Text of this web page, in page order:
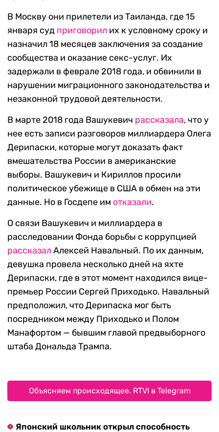
В Москву они прилетели из Таиланда, где 15
января суд приговорил их к условному сроку и
назначил 18 месяцев заключения за создание
сообщества и оказание секс-услуг. Их
задержали в феврале 2018 года, и обвинили в
нарушении миграционного законодательства и
незаконной трудовой деятельности.
В марте 2018 года Вашукевич рассказала, что у
нее есть записи разговоров миллиардера Олега
Дерипаски, которые могут доказать факт
вмешательства России в американские
выборы. Вашукевич и Кириллов просили
политическое убежище в США в обмен на эти
данные. Но в Госдепе им отказали.
О связи Вашукевич и миллиардера в
расследовании Фонда борьбы с коррупцией
рассказал Алексей Навальный. По их данным,
девушка провела несколько дней на яхте
Дерипаски, где в этот момент находился вице-
премьер России Сергей Приходько. Навальный
предположил, что Дерипаска мог быть
посредником между Приходько и Полом
Манафортом — бывшим главой предвыборного
штаба Дональда Трампа.
Объясняем происходящее. RTVI в Telegram
Японский школьник открыл способность